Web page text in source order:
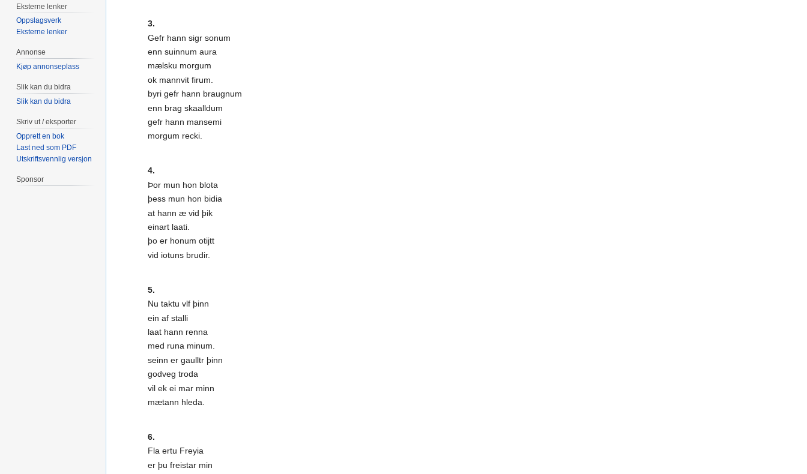
3.
Gefr hann sigr sonum
enn suinnum aura
mælsku morgum
ok mannvit firum.
byri gefr hann braugnum
enn brag skaalldum
gefr hann mansemi
morgum recki.
4.
Þor mun hon blota
þess mun hon bidia
at hann æ vid þik
einart laati.
þo er honum otijtt
vid iotuns brudir.
5.
Nu taktu vlf þinn
ein af stalli
laat hann renna
med runa minum.
seinn er gaulltr þinn
godveg troda
vil ek ei mar minn
mætann hleda.
6.
Fla ertu Freyia
er þu freistar min
Eksterne lenker
Oppslagsverk
Eksterne lenker
Annonse
Kjøp annonseplass
Slik kan du bidra
Slik kan du bidra
Skriv ut / eksporter
Opprett en bok
Last ned som PDF
Utskriftsvennlig versjon
Sponsor